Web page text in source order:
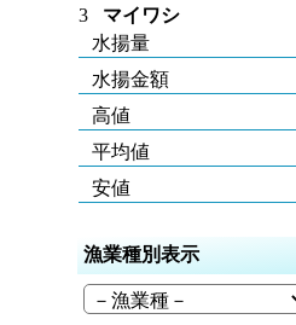
3
マイワシ
水揚量
水揚金額
高値
平均値
安値
漁業種別表示